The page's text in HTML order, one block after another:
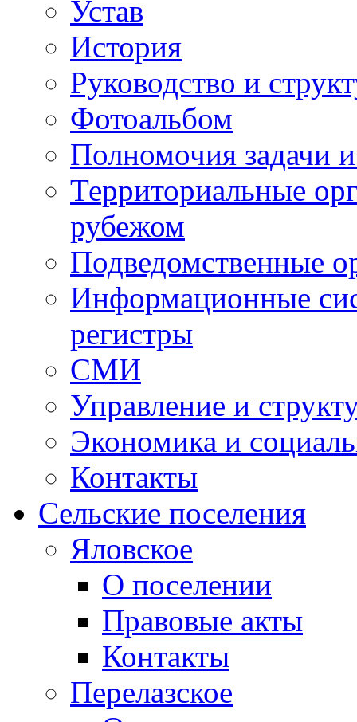
Устав
История
Руководство и
Фотоальбом
Полномочия задачи
Территориальные
рубежом
Подведомственные
Информационные
регистры
СМИ
Управление и
Экономика и
Контакты
Сельские поселения
Яловское
О поселении
Правовые акты
Контакты
Перелазское